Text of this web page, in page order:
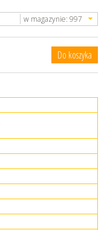
w magazynie: 997